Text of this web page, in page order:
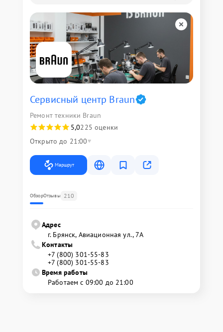
Сервисный центр Braun
Ремонт техники Braun
5,0225 оценки
Открыто до 21:00
Маршрут
ОбзорОтзывы 210
Адрес
г. Брянск, Авиационная ул., 7А
Контакты
+7 (800) 301-55-83
+7 (800) 301-55-83
Время работы
Работаем с 09:00 до 21:00